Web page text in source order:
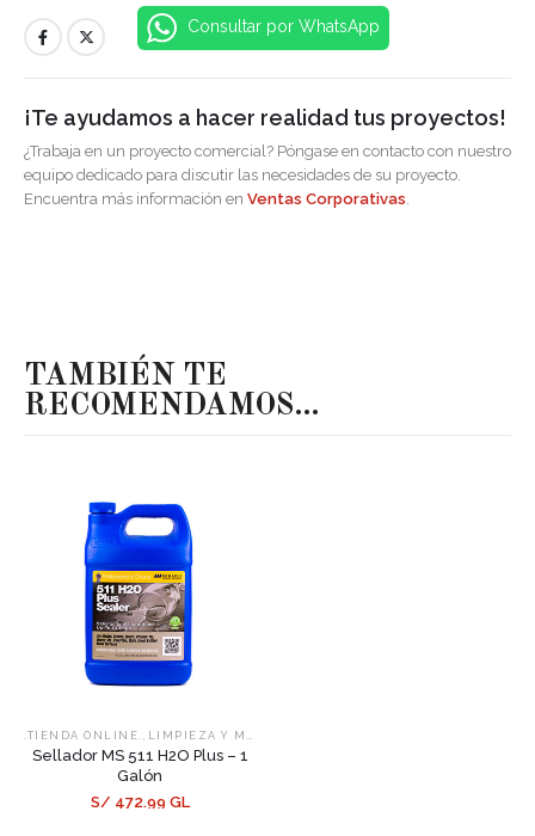
Consultar por WhatsApp
¡Te ayudamos a hacer realidad tus proyectos!
¿Trabaja en un proyecto comercial? Póngase en contacto con nuestro
equipo dedicado para discutir las necesidades de su proyecto.
Encuentra más información en Ventas Corporativas.
TAMBIÉN TE
RECOMENDAMOS…
.TIENDA ONLINE. LIMPIEZA Y MANTENIMIENTO
Sellador MS 511 H2O Plus – 1
Galón
S/ 472.99 GL